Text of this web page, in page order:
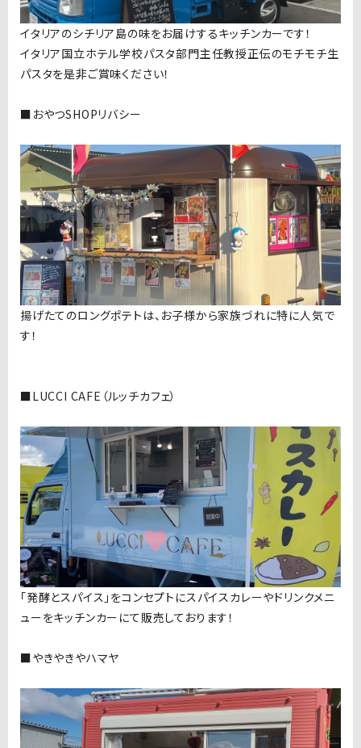
イタリアのシチリア島の味をお届けするキッチンカーです！
イタリア国立ホテル学校パスタ部門主任教授正伝のモチモチ生
パスタを是非ご賞味ください！
■おやつSHOPリバシー
揚げたてのロングポテトは、お子様から家族づれに特に人気で
す！
■LUCCI CAFE（ルッチカフェ）
「発酵とスパイス」をコンセプトにスパイスカレーやドリンクメニ
ューをキッチンカーにて販売しております！
■やきやきやハマヤ